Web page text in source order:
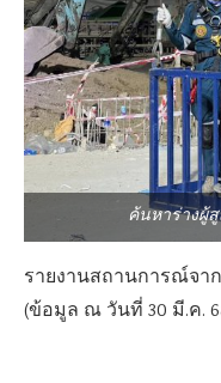
ค้นหาร่างผู้
รายงานสถานการณ์จา
(ข้อมูล ณ วันที่ 30 มี.ค.